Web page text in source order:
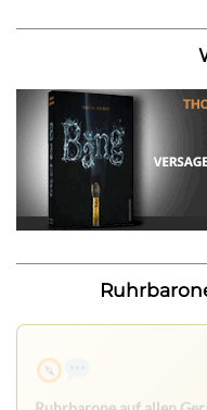
Ruhrbarone auf allen